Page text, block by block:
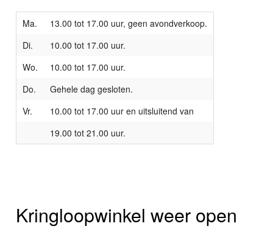
Ma.
13.00 tot 17.00 uur, geen avondverkoop.
Di.
10.00 tot 17.00 uur.
Wo.
10.00 tot 17.00 uur.
Do.
Gehele dag gesloten.
Vr.
10.00 tot 17.00 uur en uitsluitend van
19.00 tot 21.00 uur.
Kringloopwinkel weer open